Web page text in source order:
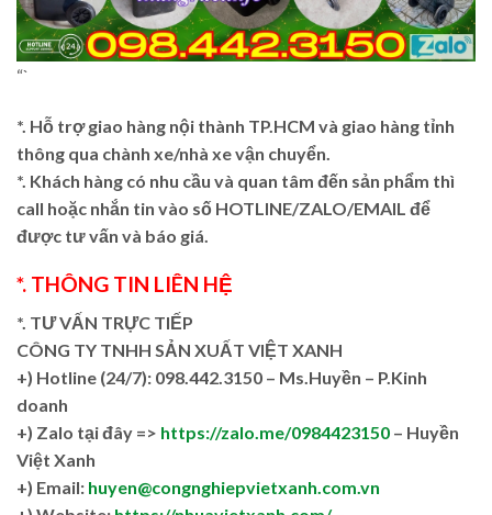
“`
*. Hỗ trợ giao hàng nội thành TP.HCM và giao hàng tỉnh
thông qua chành xe/nhà xe vận chuyển.
*. Khách hàng có nhu cầu và quan tâm đến sản phẩm thì
call hoặc nhắn tin vào số HOTLINE/ZALO/EMAIL để
được tư vấn và báo giá.
*. THÔNG TIN LIÊN HỆ
*. TƯ VẤN TRỰC TIẾP
CÔNG TY TNHH SẢN XUẤT VIỆT XANH
+) Hotline (24/7): 098.442.3150 – Ms.Huyền – P.Kinh
doanh
+) Zalo tại đây => https://zalo.me/0984423150 – Huyền
Việt Xanh
+) Email: huyen@congnghiepvietxanh.com.vn